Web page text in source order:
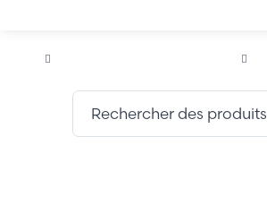
Puissance / Conversion energie
Rechercher des produits